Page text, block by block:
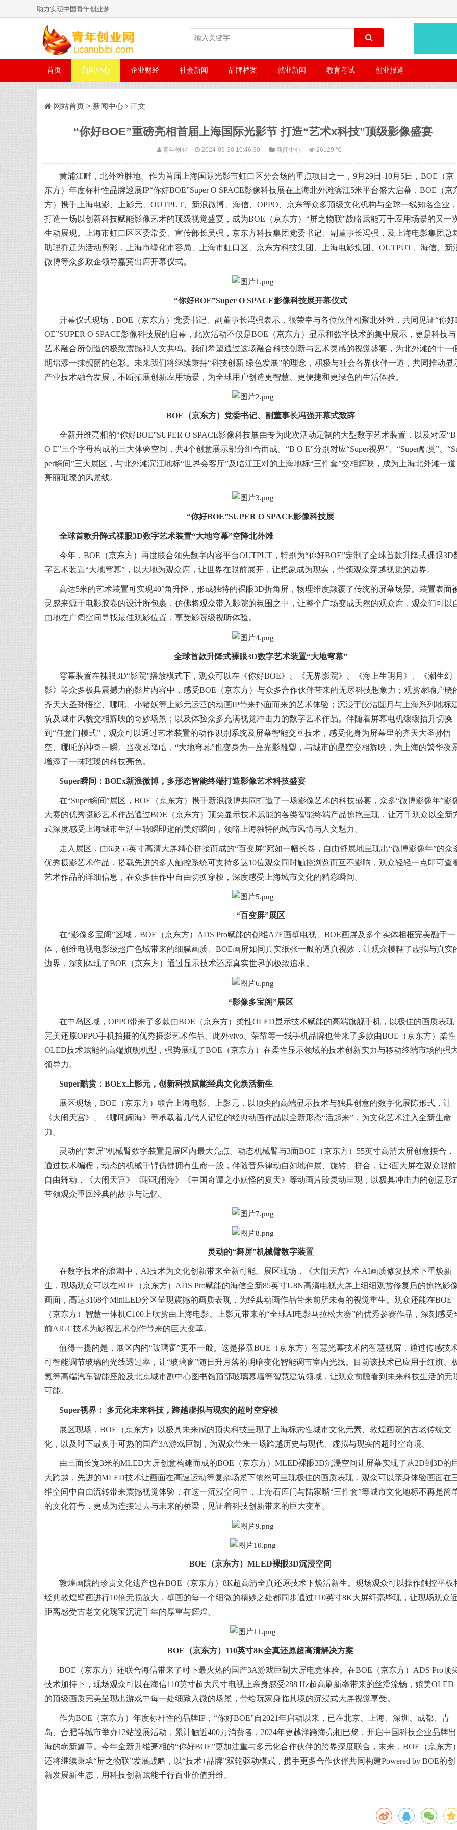
助力实现中国青年创业梦
首页 新闻中心 企业财经 社会新闻 品牌档案 就业新闻 教育考试 创业报道
网站首页 > 新闻中心 正文
“你好BOE”重磅亮相首届上海国际光影节 打造“艺术x科技”顶级影像盛宴
青年创业 2024-09-30 10:46:30 新闻中心 26129 ℃
黄浦江畔，北外滩胜地。作为首届上海国际光影节虹口区分会场的重点项目之一，9月29日-10月5日，BOE（京
东方）年度标杆性品牌巡展IP“你好BOE”Super O SPACE影像科技展在上海北外滩滨江5米平台盛大启幕，BOE（京
方）携手上海电影、上影元、OUTPUT、新浪微博、海信、OPPO、京东等众多顶级文化机构与全球一线知名企业
打造一场以创新科技赋能影像艺术的顶级视觉盛宴，成为BOE（京东方）“屏之物联”战略赋能万千应用场景的又一
生动展现。上海市虹口区区委常委、宣传部长吴强，京东方科技集团党委书记、副董事长冯强，及上海电影集团总
助理乔迁为活动剪彩，上海市绿化市容局、上海市虹口区、京东方科技集团、上海电影集团、OUTPUT、海信、新
微博等众多政企领导嘉宾出席开幕仪式。
“你好BOE”Super O SPACE影像科技展开幕仪式
开幕仪式现场，BOE（京东方）党委书记、副董事长冯强表示，很荣幸与各位伙伴相聚北外滩，共同见证“你好
OE”SUPER O SPACE影像科技展的启幕，此次活动不仅是BOE（京东方）显示和数字技术的集中展示，更是科技与
艺术融合所创造的极致震撼和人文共鸣。我们希望通过这场融合科技创新与艺术灵感的视觉盛宴，为北外滩的十一
期增添一抹靓丽的色彩。未来我们将继续秉持“科技创新 绿色发展”的理念，积极与社会各界伙伴一道，共同推动显
产业技术融合发展，不断拓展创新应用场景，为全球用户创造更智慧、更便捷和更绿色的生活体验。
BOE（京东方）党委书记、副董事长冯强开幕式致辞
全新升维亮相的“你好BOE”SUPER O SPACE影像科技展由专为此次活动定制的大型数字艺术装置，以及对应“B
O E”三个字母构成的三大体验空间，共4个创意展示部分组合而成。“B O E”分别对应“Super视界”、“Super酷赏”、
per瞬间”三大展区，与北外滩滨江地标“世界会客厅”及临江正对的上海地标“三件套”交相辉映，成为上海北外滩一道
亮丽璀璨的风景线。
“你好BOE”SUPER O SPACE影像科技展
全球首款升降式裸眼3D数字艺术装置“大地穹幕”空降北外滩
今年，BOE（京东方）再度联合领先数字内容平台OUTPUT，特别为“你好BOE”定制了全球首款升降式裸眼3D
字艺术装置“大地穹幕”，以大地为观众席，让世界在眼前展开，让想象成为现实，带领观众穿越视觉的边界。
高达5米的艺术装置可实现40°角升降，形成独特的裸眼3D折角屏，物理维度颠覆了传统的屏幕场景。装置表面
灵感来源于电影胶卷的设计所包裹，仿佛将观众带入影院的氛围之中，让整个广场变成天然的观众席，观众们可以
由地在广阔空间寻找最佳观影位置，享受影院级视听体验。
全球首款升降式裸眼3D数字艺术装置“大地穹幕”
穹幕装置在裸眼3D“影院”播放模式下，观众可以在《你好BOE》、《无界影院》、《海上生明月》、《潮生幻
影》等众多极具震撼力的影片内容中，感受BOE（京东方）与众多合作伙伴带来的无尽科技想象力；观赏家喻户晓
齐天大圣孙悟空、哪吒、小猪妖等上影元运营的动画IP带来扑面而来的艺术体验；沉浸于皎洁圆月与上海系列地标
筑及城市风貌交相辉映的奇妙场景；以及体验众多充满视觉冲击力的数字艺术作品。伴随着屏幕电机缓缓抬升切换
到“任意门模式”，观众可以通过艺术装置的动作识别系统及屏幕智能交互技术，感受化身为屏幕里的齐天大圣孙悟
空、哪吒的神奇一瞬。当夜幕降临，“大地穹幕”也变身为一座光影雕塑，与城市的星空交相辉映，为上海的繁华夜
增添了一抹璀璨的科技亮色。
Super瞬间：BOEx新浪微博，多形态智能终端打造影像艺术科技盛宴
在“Super瞬间”展区，BOE（京东方）携手新浪微博共同打造了一场影像艺术的科技盛宴，众多“微博影像年”影
大赛的优秀摄影艺术作品通过BOE（京东方）顶尖显示技术赋能的各类智能终端产品惊艳呈现，让万千观众以全新
式深度感受上海城市生活中转瞬即逝的美好瞬间，领略上海独特的城市风情与人文魅力。
走入展区，由6块55英寸高清大屏精心拼接而成的“百变屏”宛如一幅长卷，自由舒展地呈现出“微博影像年”的众
优秀摄影艺术作品，搭载先进的多人触控系统可支持多达10位观众同时触控浏览而互不影响，观众轻轻一点即可查
艺术作品的详细信息，在众多佳作中自由切换穿梭，深度感受上海城市文化的精彩瞬间。
“百变屏”展区
在“影像多宝阁”区域，BOE（京东方）ADS Pro赋能的创维A7E画壁电视、BOE画屏及多个实体相框完美融于一
体，创维电视电影级超广色域带来的细腻画质、BOE画屏如同真实纸张一般的逼真视效，让观众模糊了虚拟与真实
边界，深刻体现了BOE（京东方）通过显示技术还原真实世界的极致追求。
“影像多宝阁”展区
在中岛区域，OPPO带来了多款由BOE（京东方）柔性OLED显示技术赋能的高端旗舰手机，以极佳的画质表现
完美还原OPPO手机拍摄的优秀摄影艺术作品。此外vivo、荣耀等一线手机品牌也带来了多款由BOE（京东方）柔性
OLED技术赋能的高端旗舰机型，强势展现了BOE（京东方）在柔性显示领域的技术创新实力与移动终端市场的强
领导力。
Super酷赏：BOEx上影元，创新科技赋能经典文化焕活新生
展区现场，BOE（京东方）联合上海电影、上影元，以顶尖的高端显示技术与独具创意的数字化展陈形式，让
《大闹天宫》、《哪吒闹海》等承载着几代人记忆的经典动画作品以全新形态“活起来”，为文化艺术注入全新生命
力。
灵动的“舞屏”机械臂数字装置是展区内最大亮点。动态机械臂与3面BOE（京东方）55英寸高清大屏创意接合，
通过技术编程，动态的机械手臂仿佛拥有生命一般，伴随音乐律动自如地伸展、旋转、拼合，让3面大屏在观众眼前
自由舞动，《大闹天宫》《哪吒闹海》《中国奇谭之小妖怪的夏天》等动画片段灵动呈现，以极具冲击力的创意形
带领观众重回经典的故事与记忆。
灵动的“舞屏”机械臂数字装置
在数字技术的浪潮中，AI技术为文化创新带来全新可能。展区现场，《大闹天宫》在AI画质修复技术下重焕新
生，现场观众可以在BOE（京东方）ADS Pro赋能的海信全新85英寸U8N高清电视大屏上细细观赏修复后的惊艳影
画面，高达3168个MiniLED分区呈现震撼的画质表现，为经典动画作品带来前所未有的视觉重生。观众还能在BOE
（京东方）智慧一体机C100上欣赏由上海电影、上影元带来的“全球AI电影马拉松大赛”的优秀参赛作品，深刻感受
前AIGC技术为影视艺术创作带来的巨大变革。
值得一提的是，展区内的“玻璃窗”更不一般。这是搭载BOE（京东方）智慧光幕技术的智慧视窗，通过传感技
可智能调节玻璃的光线透过率，让“玻璃窗”随日升月落的明暗变化智能调节室内光线。目前该技术已应用于红旗、
氪等高端汽车智能座舱及北京城市副中心图书馆顶部玻璃幕墙等智慧建筑领域，让观众前瞻看到未来科技生活的无
可能。
Super视界： 多元化未来科技，跨越虚拟与现实的超时空穿梭
展区现场，BOE（京东方）以极具未来感的顶尖科技呈现了上海标志性城市文化元素、敦煌画院的古老传统文
化，以及时下最炙手可热的国产3A游戏巨制，为观众带来一场跨越历史与现代、虚拟与现实的超时空奇境。
由三面长宽3米的MLED大屏创意构建而成的BOE（京东方）MLED裸眼3D沉浸空间让屏幕实现了从2D到3D的
大跨越，先进的MLED技术让画面在高速运动等复杂场景下依然可呈现极佳的画质表现，观众可以亲身体验画面在
维空间中自由流转带来震撼视觉体验，在这一沉浸空间中，上海石库门与陆家嘴“三件套”等城市文化地标不再是简
的文化符号，更成为连接过去与未来的桥梁，见证着科技创新带来的巨大变革。
BOE（京东方）MLED裸眼3D沉浸空间
敦煌画院的珍贵文化遗产也在BOE（京东方）8K超高清全真还原技术下焕活新生。现场观众可以操作触控平板
经典敦煌壁画进行10倍无损放大，壁画的每一个细微的精妙之处都同步通过110英寸8K大屏纤毫毕现，让现场观众
距离感受古老文化瑰宝沉淀千年的厚重与辉煌。
BOE（京东方）110英寸8K全真还原超高清解决方案
BOE（京东方）还联合海信带来了时下最火热的国产3A游戏巨制大屏电竞体验。在BOE（京东方）ADS Pro顶
技术加持下，现场观众可以在海信110英寸超大尺寸电视上亲身感受288 Hz超高刷新率带来的丝滑流畅，媲美OLED
的顶级画质完美呈现出游戏中每一处细致入微的场景，带给玩家身临其境的沉浸式大屏视觉享受。
作为BOE（京东方）年度标杆性的品牌IP，“你好BOE”自2021年启动以来，已在北京、上海、深圳、成都、青
岛、合肥等城市举办12站巡展活动，累计触近400万消费者，2024年更越洋跨海亮相巴黎，开启中国科技企业品牌出
海的崭新篇章。今年全新升维亮相的“你好BOE”更加注重与多元化合作伙伴的跨界深度联合，未来，BOE（京东方
还将继续秉承“屏之物联”发展战略，以“技术+品牌”双轮驱动模式，携手更多合作伙伴共同构建Powered by BOE的创
新发展新生态，用科技创新赋能千行百业价值升维。